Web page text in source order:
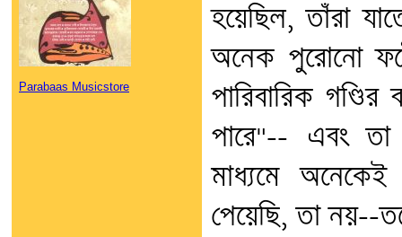
Parabaas Musicstore
হয়েছিল, তাঁরা
অনেক পুরোনো
পারিবারিক
পারে"-- এবং
মাধ্যমে
পেয়েছি, তা নয়--